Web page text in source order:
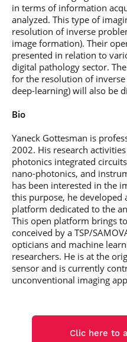
S’engager à Télécom
Paris
Numérique
responsable : nos
élèves impliqués
Parcours Numérique
Responsable
Enquête 1er emploi
Artificielle en
alternance
(admissions closes)
Expert
cybersécurité des
réseaux et des
systèmes
d’information
Intelligence
Artificielle
multimodale et
autonome
• Journaliste
• Diplômé
• Créateur d’entreprise
in terms of information
analyzed. This type of
resolution of inverse
image formation). Their
presented in relation to
digital pathology sector.
for the resolution of
deep-learning) will also be
Bio
Yaneck Gottesman is
2002. His research
photonics integrated
nano-photonics, and
has been interested in the
this purpose, he
platform dedicated to the
This open platform brings
conceived by a TSP/
opticians and machine
researchers. He is at the
sensor and is currently
unconventional imaging
Clic here to